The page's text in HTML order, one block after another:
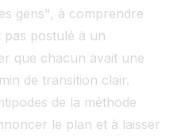
gens", à comprendre
postulé à un
que chacun avait une
de transition clair.
de la méthode
le plan et à laisser